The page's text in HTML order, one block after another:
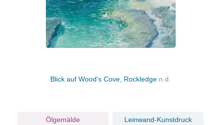
Blick auf Wood's Cove, Rockledge n.d.
Ölgemälde
Leinwand-Kunstdruck